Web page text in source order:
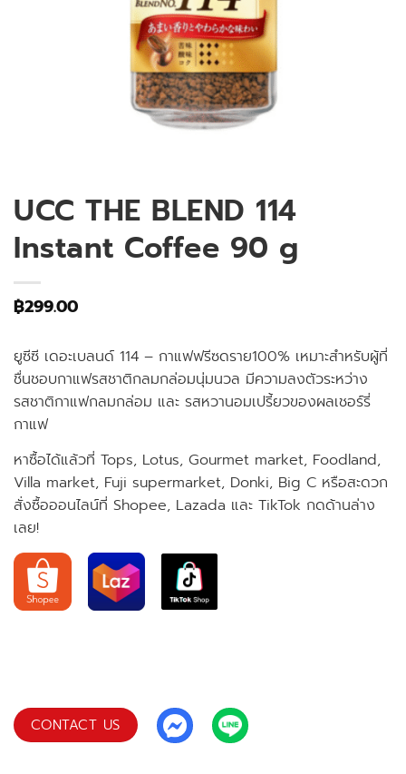
UCC THE BLEND 114
Instant Coffee 90 g
฿299.00
ยูซีซี เดอะเบลนด์ 114 – กาแฟฟรีซดราย100% เหมาะสำหรับผู้ที่
ชื่นชอบกาแฟรสชาติกลมกล่อมนุ่มนวล มีความลงตัวระหว่าง
รสชาติกาแฟกลมกล่อม และ รสหวานอมเปรี้ยวของผลเชอร์รี่
กาแฟ
หาซื้อได้แล้วที่ Tops, Lotus, Gourmet market, Foodland,
Villa market, Fuji supermarket, Donki, Big C หรือสะดวก
สั่งซื้อออนไลน์ที่ Shopee, Lazada และ TikTok กดด้านล่าง
เลย!
CONTACT US